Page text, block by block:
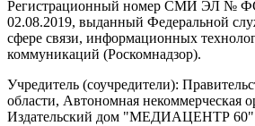
Регистрационный номер СМИ ЭЛ №
02.08.2019, выданный Федеральной
сфере связи, информационных
коммуникаций (Роскомнадзор).
Учредитель (соучредители):
области, Автономная некоммерческая
Издательский дом "МЕДИАЦЕНТР 60"